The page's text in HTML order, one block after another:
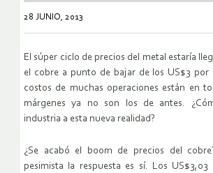
28 JUNIO, 2013
El súper ciclo de precios del metal estaría
el cobre a punto de bajar de los US$3 por
costos de muchas operaciones están en
márgenes ya no son los de antes.
industria a esta nueva realidad?
¿Se acabó el boom de precios del
pesimista la respuesta es sí. Los